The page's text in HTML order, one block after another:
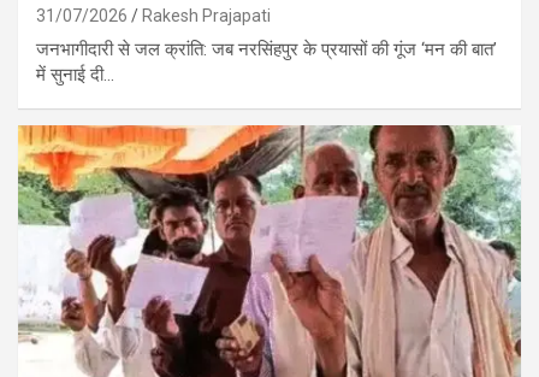
31/07/2026 Rakesh Prajapati
जनभागीदारी से जल क्रांति: जब नरसिंहपुर के प्रयासों की गूंज ‘मन की बात’
में सुनाई दी…